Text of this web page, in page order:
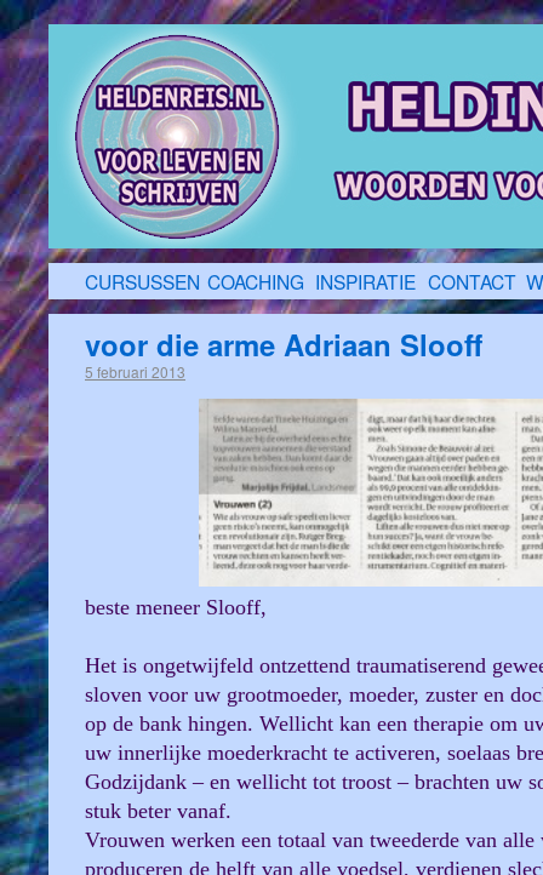
CURSUSSEN COACHING INSPIRATIE CONTACT
voor die arme Adriaan Slooff
5 februari 2013
beste meneer Slooff,
Het is ongetwijfeld ontzettend traumatiserend
sloven voor uw grootmoeder, moeder, zuster en
op de bank hingen. Wellicht kan een therapie om
uw innerlijke moederkracht te activeren, soelaas
Godzijdank – en wellicht tot troost – brachten uw
stuk beter vanaf.
Vrouwen werken een totaal van tweederde van
produceren de helft van alle voedsel, verdienen